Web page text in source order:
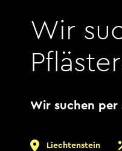
Sicherheit, Rettung, Polizei, Zoll